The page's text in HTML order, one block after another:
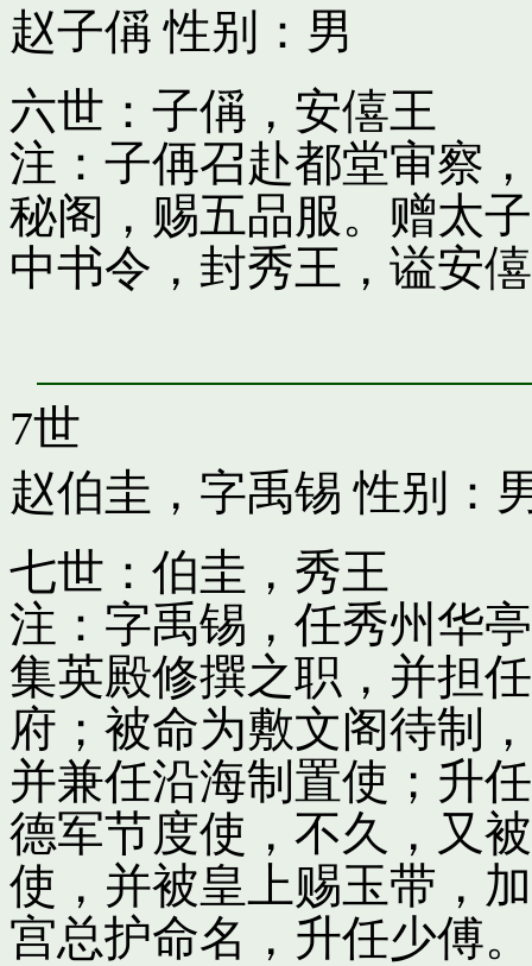
赵子偁 性别：男
六世：子偁，安僖王
注：子侢召赴都堂审察
秘阁，赐五品服。赠太
中书令，封秀王，谥安
7世
赵伯圭，字禹锡 性别：
七世：伯圭，秀王
注：字禹锡，任秀州华
集英殿修撰之职，并担
府；被命为敷文阁待制
并兼任沿海制置使；升
德军节度使，不久，又
使，并被皇上赐玉带，
宫总护命名，升任少傅